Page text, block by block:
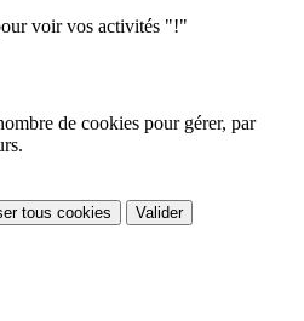
voir vos activités "!"
de cookies pour gérer, par
tous cookies Valider